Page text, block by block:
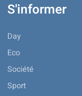
S'informer
Day
Eco
Société
Sport